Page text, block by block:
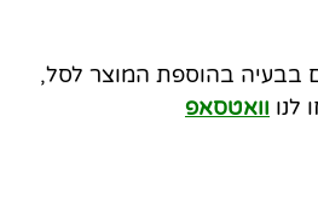
בבעיה בהוספת המוצר לסל,
לנו וואטסאפ